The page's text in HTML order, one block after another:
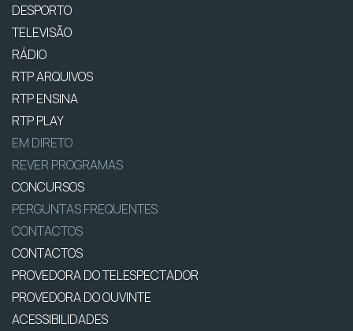
DESPORTO
TELEVISÃO
RÁDIO
RTP ARQUIVOS
RTP ENSINA
RTP PLAY
EM DIRETO
REVER PROGRAMAS
CONCURSOS
PERGUNTAS FREQUENTES
CONTACTOS
CONTACTOS
PROVEDORA DO TELESPECTADOR
PROVEDORA DO OUVINTE
ACESSIBILIDADES